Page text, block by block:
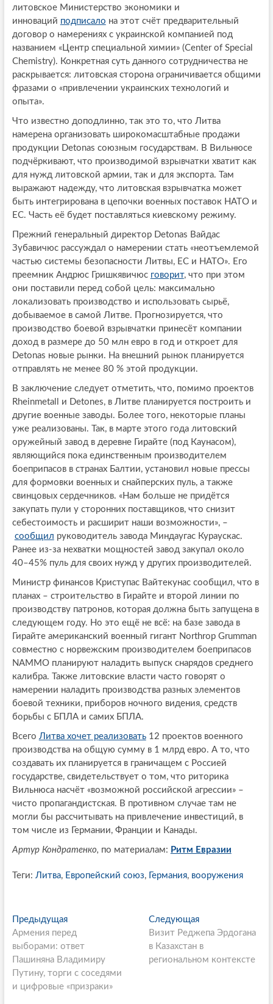
литовское Министерство экономики и
инноваций подписало на этот счёт предварительный
договор о намерениях с украинской компанией под
названием «Центр специальной химии» (Center of Special
Chemistry). Конкретная суть данного сотрудничества не
раскрывается: литовская сторона ограничивается общими
фразами о «привлечении украинских технологий и
опыта».
Что известно доподлинно, так это то, что Литва
намерена организовать широкомасштабные продажи
продукции Detonas союзным государствам. В Вильнюсе
подчёркивают, что производимой взрывчатки хватит как
для нужд литовской армии, так и для экспорта. Там
выражают надежду, что литовская взрывчатка может
быть интегрирована в цепочки военных поставок НАТО и
ЕС. Часть её будет поставляться киевскому режиму.
Прежний генеральный директор Detonas Вайдас
Зубавичюс рассуждал о намерении стать «неотъемлемой
частью системы безопасности Литвы, ЕС и НАТО». Его
преемник Андрюс Гришкявичюс говорит, что при этом
они поставили перед собой цель: максимально
локализовать производство и использовать сырьё,
добываемое в самой Литве. Прогнозируется, что
производство боевой взрывчатки принесёт компании
доход в размере до 50 млн евро в год и откроет для
Detonas новые рынки. На внешний рынок планируется
отправлять не менее 80 % этой продукции.
В заключение следует отметить, что, помимо проектов
Rheinmetall и Detones, в Литве планируется построить и
другие военные заводы. Более того, некоторые планы
уже реализованы. Так, в марте этого года литовский
оружейный завод в деревне Гирайте (под Каунасом),
являющийся пока единственным производителем
боеприпасов в странах Балтии, установил новые прессы
для формовки военных и снайперских пуль, а также
свинцовых сердечников. «Нам больше не придётся
закупать пули у сторонних поставщиков, что снизит
себестоимость и расширит наши возможности», –
сообщил руководитель завода Миндаугас Кураускас.
Ранее из-за нехватки мощностей завод закупал около
40–45% пуль для своих нужд у других производителей.
Министр финансов Криступас Вайтекунас сообщил, что в
планах – строительство в Гирайте и второй линии по
производству патронов, которая должна быть запущена в
следующем году. Но это ещё не всё: на базе завода в
Гирайте американский военный гигант Northrop Grumman
совместно с норвежским производителем боеприпасов
NAMMO планируют наладить выпуск снарядов среднего
калибра. Также литовские власти часто говорят о
намерении наладить производства разных элементов
боевой техники, приборов ночного видения, средств
борьбы с БПЛА и самих БПЛА.
Всего Литва хочет реализовать12 проектов военного
производства на общую сумму в 1 млрд евро. А то, что
создавать их планируется в граничащем с Россией
государстве, свидетельствует о том, что риторика
Вильнюса насчёт «возможной российской агрессии» –
чисто пропагандистская. В противном случае там не
могли бы рассчитывать на привлечение инвестиций, в
том числе из Германии, Франции и Канады.
Артур Кондратенко, по материалам: Ритм Евразии
Теги: Литва, Европейский союз, Германия, вооружения
P
o
s
t
ПредыдущаяП
р
е
д
ы
д
Армения перед
выборами: ответ
Пашиняна Владимиру
Путину, торги с соседями
и цифровые «призраки»
Следующая
л
е
д
Визит Реджепа Эрдогана
в Казахстан в
региональном контексте